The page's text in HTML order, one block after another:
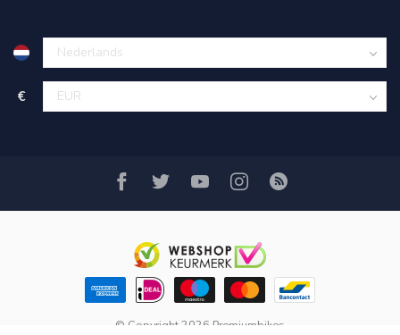
€
© Copyright 2026 Premiumbikes